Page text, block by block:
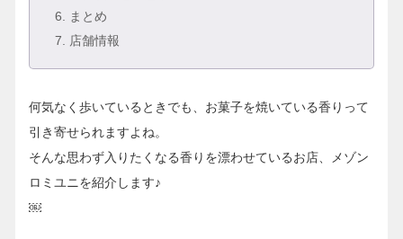
6 . まとめ
7 . 店舗情報
何気なく歩いているときでも、お菓子を焼いている香りって
引き寄せられますよね。
そんな思わず入りたくなる香りを漂わせているお店、メゾン
ロミユニを紹介します♪
￼